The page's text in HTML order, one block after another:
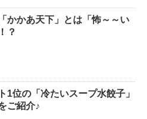
かかあ天下」とは「怖～～い
？
1位の「冷たいスープ水餃子」
ご紹介♪